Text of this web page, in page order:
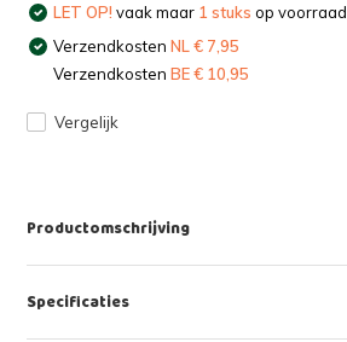
LET OP! vaak maar 1 stuks op voorraad
VerzendkostenNL € 7,95
VerzendkostenBE € 10,95
Vergelijk
Productomschrijving
Specificaties